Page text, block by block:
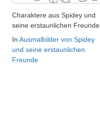
Charaktere aus Spidey und
seine erstaunlichen Freunde
In Ausmalbilder von Spidey
und seine erstaunlichen
Freunde